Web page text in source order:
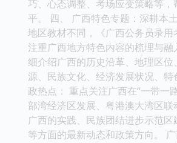
巧、心态调整、考场应变策略等
平。 四、 广西特色专题：深耕本
地区教材不同，《广西公务员录
注重广西地方特色内容的梳理与融
细介绍广西的历史沿革、地理区
源、民族文化、经济发展状况、特
政热点： 重点关注广西在“一带一
部湾经济区发展、粤港澳大湾区
广西的实践、民族团结进步示范
等方面的最新动态和政策方向。